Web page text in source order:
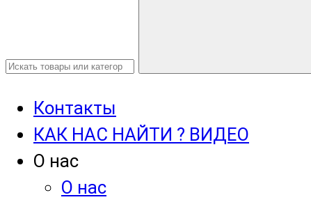
Контакты
КАК НАС НАЙТИ ? ВИДЕО
О нас
О нас